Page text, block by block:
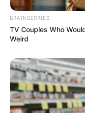
BRAINBERRIES
TV Couples Who
Weird